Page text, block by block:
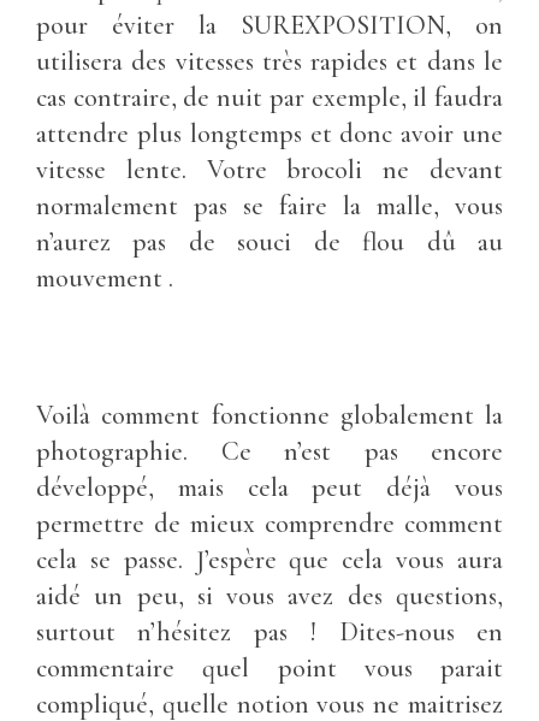
pour éviter la SUREXPOSITION, on
utilisera des vitesses très rapides et dans le
cas contraire, de nuit par exemple, il faudra
attendre plus longtemps et donc avoir une
vitesse lente. Votre brocoli ne devant
normalement pas se faire la malle, vous
n’aurez pas de souci de flou dû au
mouvement .
Voilà comment fonctionne globalement la
photographie. Ce n’est pas encore
développé, mais cela peut déjà vous
permettre de mieux comprendre comment
cela se passe. J’espère que cela vous aura
aidé un peu, si vous avez des questions,
surtout n’hésitez pas ! Dites-nous en
commentaire quel point vous parait
compliqué, quelle notion vous ne maitrisez